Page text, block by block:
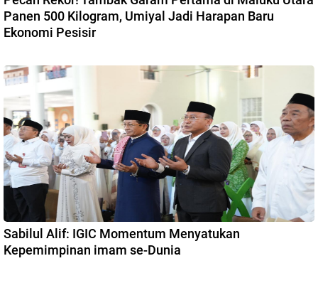
Panen 500 Kilogram, Umiyal Jadi Harapan Baru
Ekonomi Pesisir
Sabilul Alif: IGIC Momentum Menyatukan
Kepemimpinan imam se-Dunia